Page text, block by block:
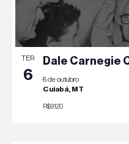
TER
6
Dale Carnegie
6 de outubro
Cuiabá, MT
R$9120